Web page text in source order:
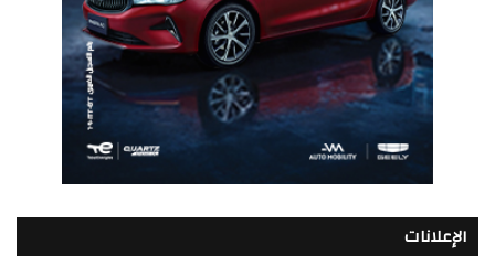
الإعلانات